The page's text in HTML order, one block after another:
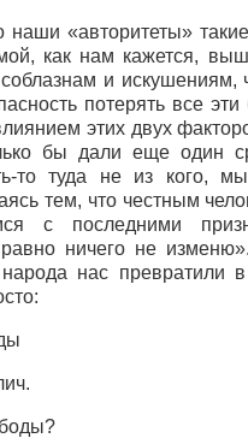
наши «авторитеты»
как нам кажется,
и искушениям,
потерять все эти
этих двух
бы дали еще один
то туда не из кого,
тем, что честным
с последними
ничего не
нас превратили
?